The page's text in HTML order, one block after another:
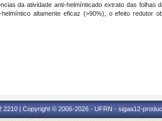
da atividade anti-helmínticado extrato das folhas
altamente eficaz (>90%), o efeito redutor
| Copyright © 2006-2026 - UFRN - sigaa12-